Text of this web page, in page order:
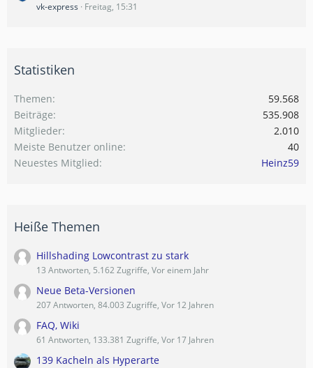
vk-express Freitag, 15:31
Statistiken
Themen
59.568
Beiträge
535.908
Mitglieder
2.010
Meiste Benutzer online
40
Neuestes Mitglied
Heinz59
Heiße Themen
Hillshading Lowcontrast zu stark
13 Antworten, 5.162 Zugriffe, Vor einem Jahr
Neue Beta-Versionen
207 Antworten, 84.003 Zugriffe, Vor 12 Jahren
FAQ, Wiki
61 Antworten, 133.381 Zugriffe, Vor 17 Jahren
139 Kacheln als Hyperarte